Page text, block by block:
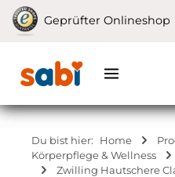
Zum Hauptinhalt springen
Geprüfter Onlineshop
Du bist hier: Home
Körperpflege & Wellness
Zwilling Hautschere